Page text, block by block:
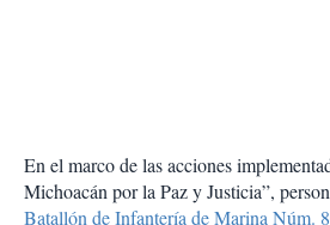
En el marco de las acciones
Michoacán por la Paz y Justicia”,
Batallón de Infantería de Marina Núm.